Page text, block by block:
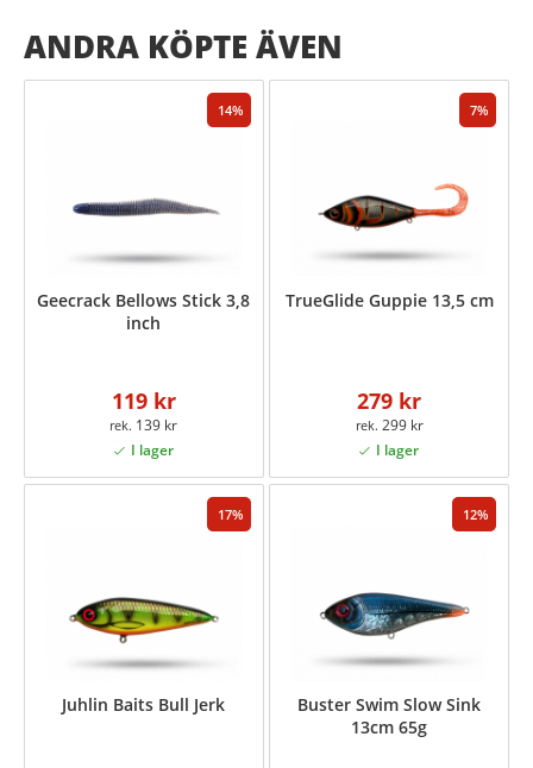
ANDRA KÖPTE ÄVEN
14
Geecrack Bellows Stick 3,8
inch
119 kr
139 kr
7
TrueGlide Guppie 13,5 cm
279 kr
299 kr
17
Juhlin Baits Bull Jerk
12
Buster Swim Slow Sink
13cm 65g